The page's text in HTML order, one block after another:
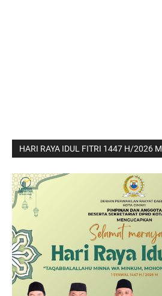
HARI RAYA IDUL FITRI 1447 H/2026 M